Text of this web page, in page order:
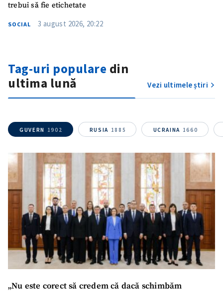
trebui să fie etichetate
SOCIAL 3 august 2026, 20:22
Tag-uri populare din
ultima lună
Vezi ultimele știri
GUVERN 1902 RUSIA 1885 UCRAINA 1660
„Nu este corect să credem că dacă schimbăm
ȘTIREA MEA
Titlu știre
+ Adaugă titlu
Fotografie
+ Încarcă imagine
Link media+ Link media
Mesajul știrei
+ Mesajul știrei
CONTACT SURSĂ
Sursă anonimă